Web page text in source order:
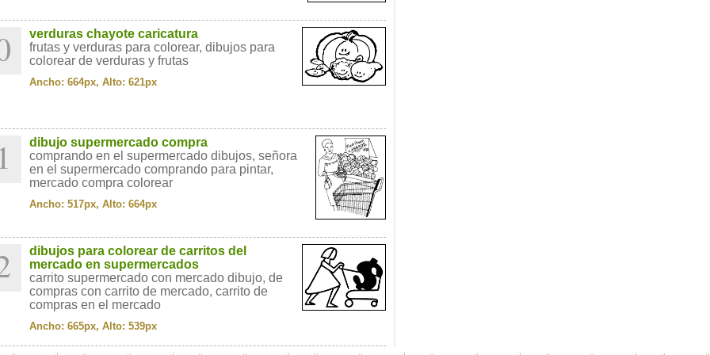
verduras chayote caricatura
frutas y verduras para colorear, dibujos para
colorear de verduras y frutas
Ancho: 664px, Alto: 621px
dibujo supermercado compra
comprando en el supermercado dibujos, señora
en el supermercado comprando para pintar,
mercado compra colorear
Ancho: 517px, Alto: 664px
dibujos para colorear de carritos del
mercado en supermercados
carrito supermercado con mercado dibujo, de
compras con carrito de mercado, carrito de
compras en el mercado
Ancho: 665px, Alto: 539px